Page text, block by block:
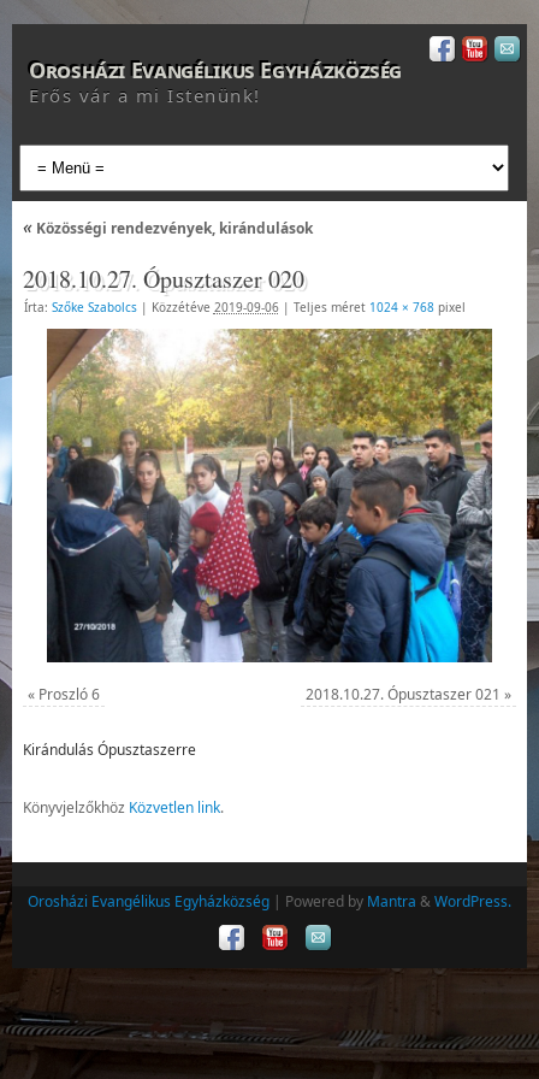
Orosházi Evangélikus Egyházközség
Erős vár a mi Istenünk!
«Közösségi rendezvények, kirándulások
2018.10.27. Ópusztaszer 020
Írta: Szőke Szabolcs | Közzétéve 2019-09-06 | Teljes méret 1024 × 768pixel
« Proszló 6 2018.10.27. Ópusztaszer 021 »
Kirándulás Ópusztaszerre
Könyvjelzőkhöz Közvetlen link.
Orosházi Evangélikus Egyházközség | Powered by Mantra &WordPress.